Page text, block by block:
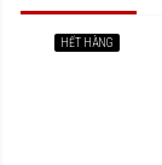
HẾT HÀNG